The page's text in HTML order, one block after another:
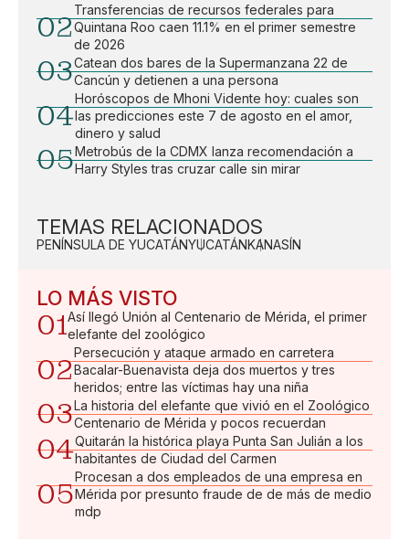
02
Transferencias de recursos federales para
Quintana Roo caen 11.1% en el primer semestre
de 2026
03Catean dos bares de la Supermanzana 22 de
Cancún y detienen a una persona
04
Horóscopos de Mhoni Vidente hoy: cuales son
las predicciones este 7 de agosto en el amor,
dinero y salud
05Metrobús de la CDMX lanza recomendación a
Harry Styles tras cruzar calle sin mirar
TEMAS RELACIONADOS
PENÍNSULA DE YUCATÁNYUCATÁNKANASÍN
LO MÁS VISTO
01Así llegó Unión al Centenario de Mérida, el primer
elefante del zoológico
02
Persecución y ataque armado en carretera
Bacalar-Buenavista deja dos muertos y tres
heridos; entre las víctimas hay una niña
03La historia del elefante que vivió en el Zoológico
Centenario de Mérida y pocos recuerdan
04Quitarán la histórica playa Punta San Julián a los
habitantes de Ciudad del Carmen
05
Procesan a dos empleados de una empresa en
Mérida por presunto fraude de de más de medio
mdp